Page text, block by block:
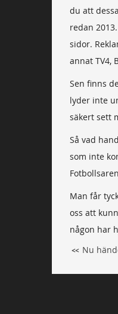
du att
redan
sidor.
annat TV4,
Sen finns
lyder inte
säkert sett
Så vad
som inte
Man får
oss att
någon har
<< Nu